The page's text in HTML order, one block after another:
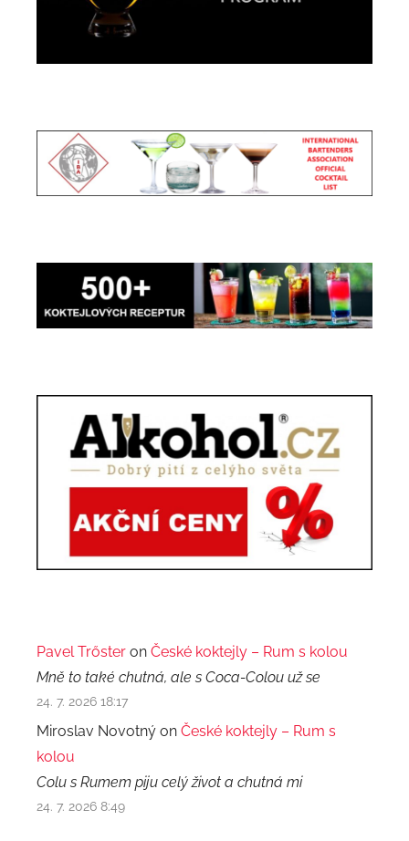
Pavel Trőster on České koktejly – Rum s kolou
Mně to také chutná, ale s Coca-Colou už se
24. 7. 2026 18:17
Miroslav Novotný on České koktejly – Rum s
kolou
Colu s Rumem piju celý život a chutná mi
24. 7. 2026 8:49